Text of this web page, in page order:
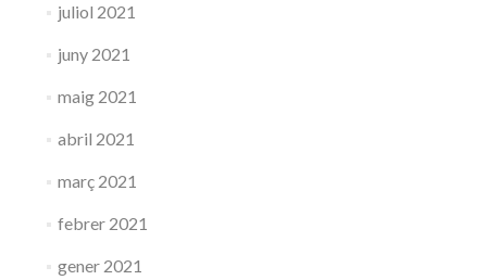
juliol 2021
juny 2021
maig 2021
abril 2021
març 2021
febrer 2021
gener 2021